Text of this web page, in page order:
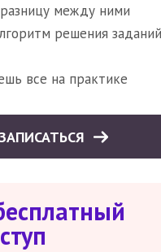
между ними
решения
все на практике
ЗАПИСАТЬСЯ